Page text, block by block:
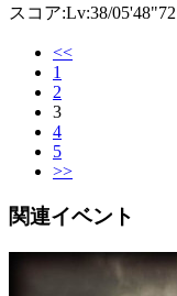
スコア:Lv:38/05'48"72
<<
1
2
3
4
5
>>
関連イベント